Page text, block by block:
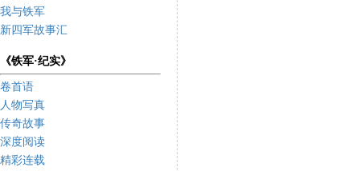
我与铁军
新四军故事汇
《铁军·纪实》
卷首语
人物写真
传奇故事
深度阅读
精彩连载